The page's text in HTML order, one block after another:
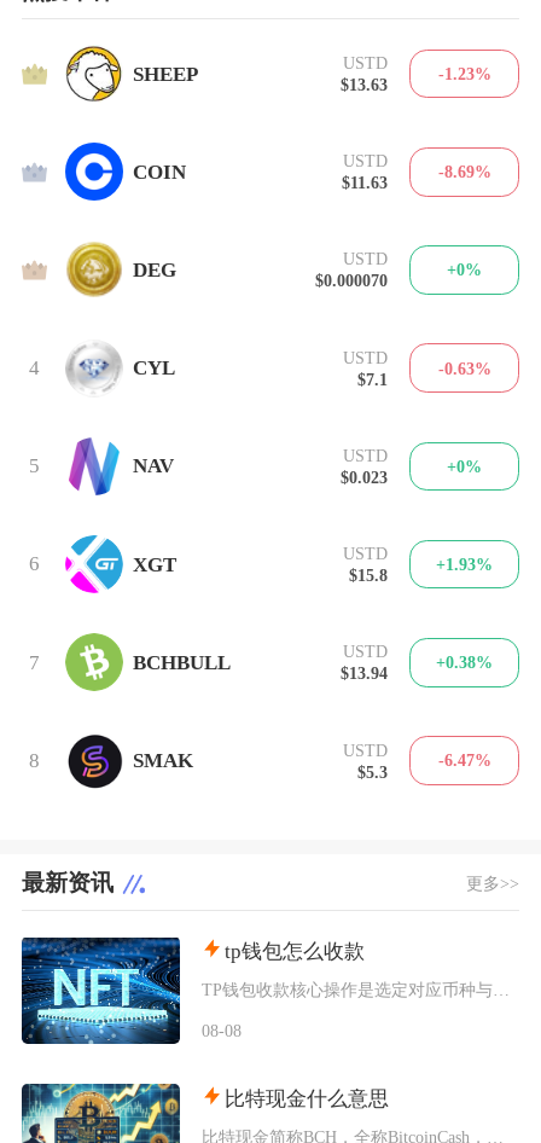
1 SHEEP
USTD
$13.63
-1.23%
2 COIN
USTD
$11.63
-8.69%
3 DEG
USTD
$0.000070
+0%
4 CYL
USTD
$7.1
-0.63%
5 NAV
USTD
$0.023
+0%
6 XGT
USTD
$15.8
+1.93%
7 BCHBULL
USTD
$13.94
+0.38%
8 SMAK
USTD
$5.3
-6.47%
最新资讯 更多>>
tp钱包怎么收款
08-08
比特现金什么意思